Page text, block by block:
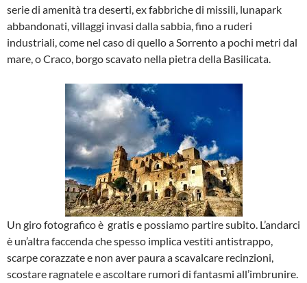
serie di amenità tra deserti, ex fabbriche di missili, lunapark
abbandonati, villaggi invasi dalla sabbia, fino a ruderi
industriali, come nel caso di quello a Sorrento a pochi metri dal
mare, o Craco, borgo scavato nella pietra della Basilicata.
Un giro fotografico è gratis e possiamo partire subito. L’andarci
è un’altra faccenda che spesso implica vestiti antistrappo,
scarpe corazzate e non aver paura a scavalcare recinzioni,
scostare ragnatele e ascoltare rumori di fantasmi all’imbrunire.